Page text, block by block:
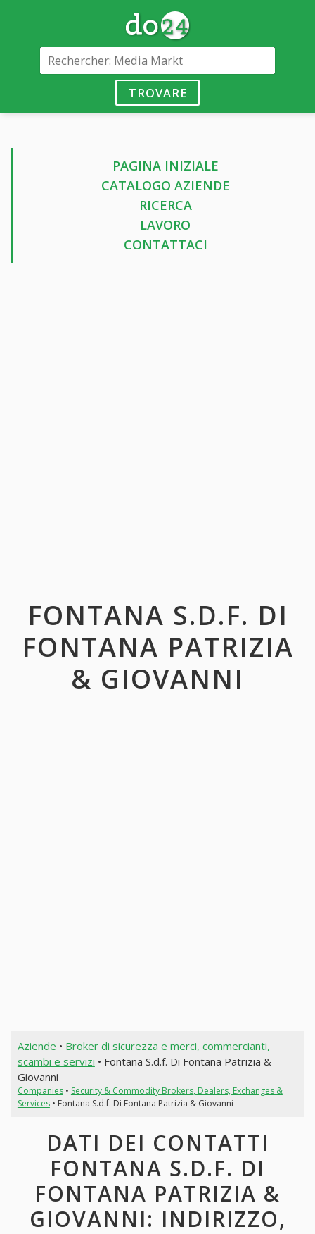
TROVARE
PAGINA INIZIALE
CATALOGO AZIENDE
RICERCA
LAVORO
CONTATTACI
FONTANA S.D.F. DI
FONTANA PATRIZIA
& GIOVANNI
Aziende • Broker di sicurezza e merci, commercianti,
scambi e servizi • Fontana S.d.f. Di Fontana Patrizia &
Giovanni
Companies• Security & Commodity Brokers, Dealers, Exchanges &
Services• Fontana S.d.f. Di Fontana Patrizia & Giovanni
DATI DEI CONTATTI
FONTANA S.D.F. DI
FONTANA PATRIZIA &
GIOVANNI: INDIRIZZO,